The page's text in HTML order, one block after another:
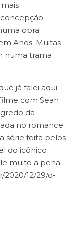
obra
Anos. Muitas
numa trama
já falei aqui:
com Sean
da
no romance
série feita pelos
do icônico
muito a pena
2020/12/29/o-